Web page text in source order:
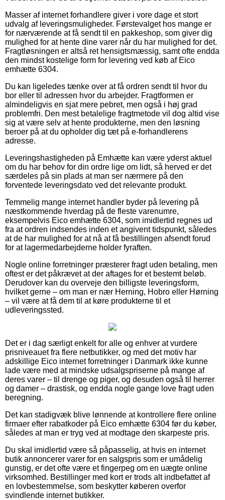
Masser af internet forhandlere giver i vore dage et stort
udvalg af leveringsmuligheder. Førstevalget hos mange er
for nærværende at få sendt til en pakkeshop, som giver dig
mulighed for at hente dine varer når du har mulighed for det.
Fragtløsningen er altså ret hensigtsmæssig, samt ofte endda
den mindst kostelige form for levering ved køb af Eico
emhætte 6304.
Du kan ligeledes tænke over at få ordren sendt til hvor du
bor eller til adressen hvor du arbejder. Fragtformen er
almindeligvis en sjat mere pebret, men også i høj grad
problemfri. Den mest betalelige fragtmetode vil dog altid vise
sig at være selv at hente produkterne, men den løsning
beroer på at du opholder dig tæt på e-forhandlerens
adresse.
Leveringshastigheden på Emhætte kan være yderst aktuel
om du har behov for din ordre lige om lidt, så herved er det
særdeles på sin plads at man ser nærmere på den
forventede leveringsdato ved det relevante produkt.
Temmelig mange internet handler byder på levering på
næstkommende hverdag på de fleste varenumre,
eksempelvis Eico emhætte 6304, som imidlertid regnes ud
fra at ordren indsendes inden et angivent tidspunkt, således
at de har mulighed for at nå at få bestillingen afsendt forud
for at lagermedarbejderne holder fyraften.
Nogle online forretninger præsterer fragt uden betaling, men
oftest er det påkrævet at der aftages for et bestemt beløb.
Derudover kan du overveje den billigste leveringsform,
hvilket gerne – om man er nær Herning, Hobro eller Hørning
– vil være at få dem til at køre produkterne til et
udleveringssted.
Det er i dag særligt enkelt for alle og enhver at vurdere
prisniveauet fra flere netbutikker, og med det motiv har
adskillige Eico internet forretninger i Danmark ikke kunne
lade være med at mindske udsalgspriserne på mange af
deres varer – til drenge og piger, og desuden også til herrer
og damer – drastisk, og endda nogle gange love fragt uden
beregning.
Det kan stadigvæk blive lønnende at kontrollere flere online
firmaer efter rabatkoder på Eico emhætte 6304 før du køber,
således at man er tryg ved at modtage den skarpeste pris.
Du skal imidlertid være så påpasselig, at hvis en internet
butik annoncerer varer for en salgspris som er umådelig
gunstig, er det ofte være et fingerpeg om en uægte online
virksomhed. Bestillinger med kort er trods alt indbefattet af
en lovbestemmelse, som beskytter køberen overfor
svindlende internet butikker.